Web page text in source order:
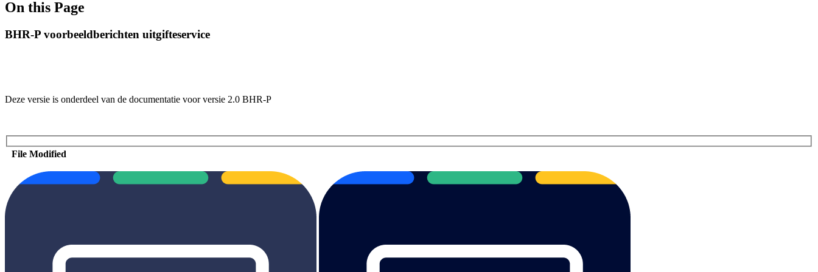
On this Page
BHR-P voorbeeldberichten uitgifteservice
Deze versie is onderdeel van de documentatie voor versie 2.0 BHR-P
File Modified